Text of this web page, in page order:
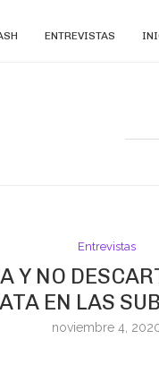
ENTREVISTAS
Entrevistas
Y NO
EN LAS
noviembre 4,